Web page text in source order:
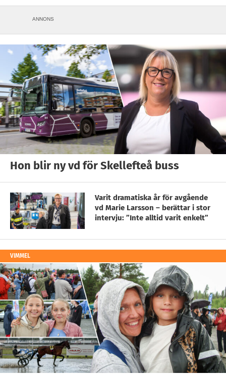
ANNONS
Hon blir ny vd för Skellefteå buss
Varit dramatiska år för avgående
vd Marie Larsson – berättar i stor
intervju: ”Inte alltid varit enkelt”
VIMMEL